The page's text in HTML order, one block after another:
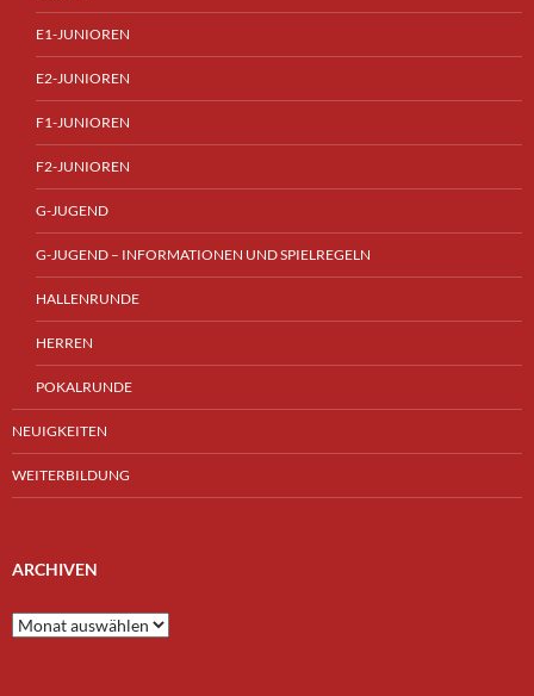
E1-JUNIOREN
E2-JUNIOREN
F1-JUNIOREN
F2-JUNIOREN
G-JUGEND
G-JUGEND – INFORMATIONEN UND SPIELREGELN
HALLENRUNDE
HERREN
POKALRUNDE
NEUIGKEITEN
WEITERBILDUNG
ARCHIVEN
Archiven